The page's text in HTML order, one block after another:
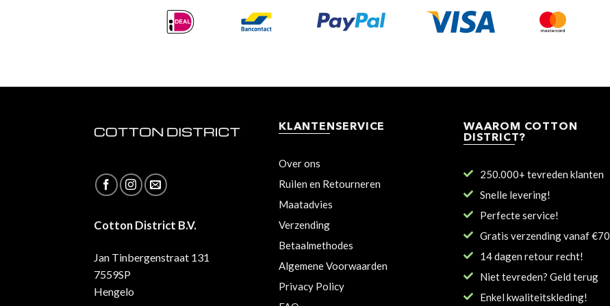
Cotton District B.V.
Jan Tinbergenstraat 131
7559SP
Hengelo
KLANTENSERVICE
Over ons
Ruilen en Retourneren
Maatadvies
Verzending
Betaalmethodes
Algemene Voorwaarden
Privacy Policy
WAAROM COTTON
DISTRICT?
250.000+ tevreden klanten
Snelle levering!
Perfecte service!
Gratis verzending vanaf €70
14 dagen retour recht!
Niet tevreden? Geld terug
Enkel kwaliteitskleding!